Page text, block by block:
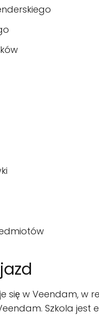
się w Veendam, w
Szkola